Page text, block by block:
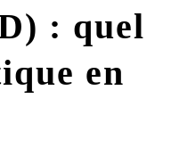
: quel
en